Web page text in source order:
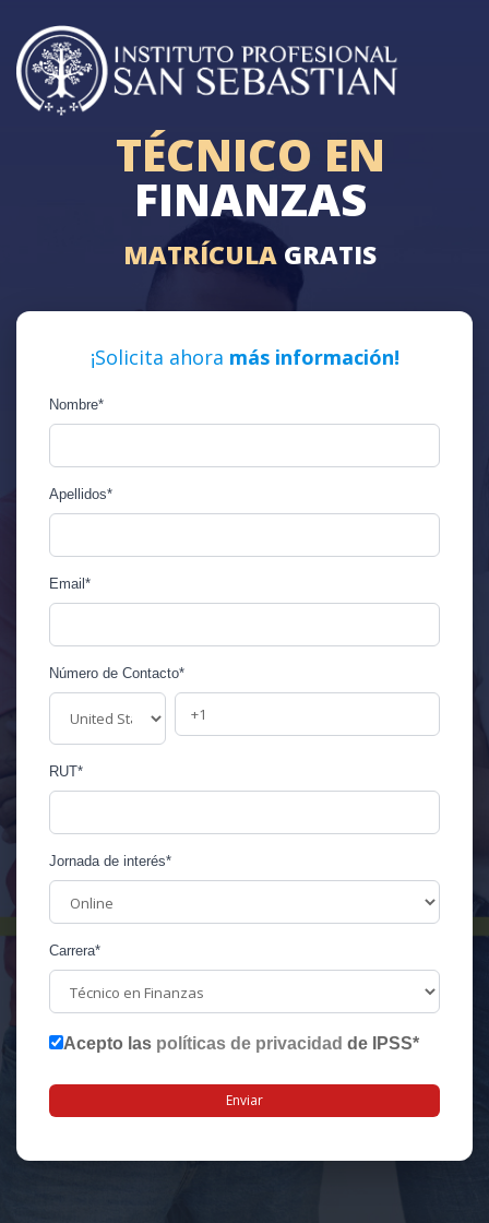
TÉCNICO EN
FINANZAS
MATRÍCULA GRATIS
¡Solicita ahora más información!
Nombre*
Apellidos*
Email *
Número de Contacto*
RUT*
Jornada de interés*
Carrera*
Acepto las políticas de privacidad de IPSS*